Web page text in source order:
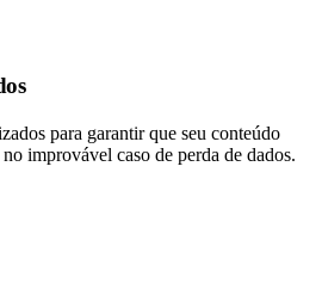
para garantir que seu conteúdo
improvável caso de perda de dados.